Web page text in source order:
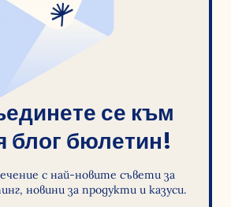
се към
блог бюлетин!
с най-новите съвети за
новини за продукти и казуси.